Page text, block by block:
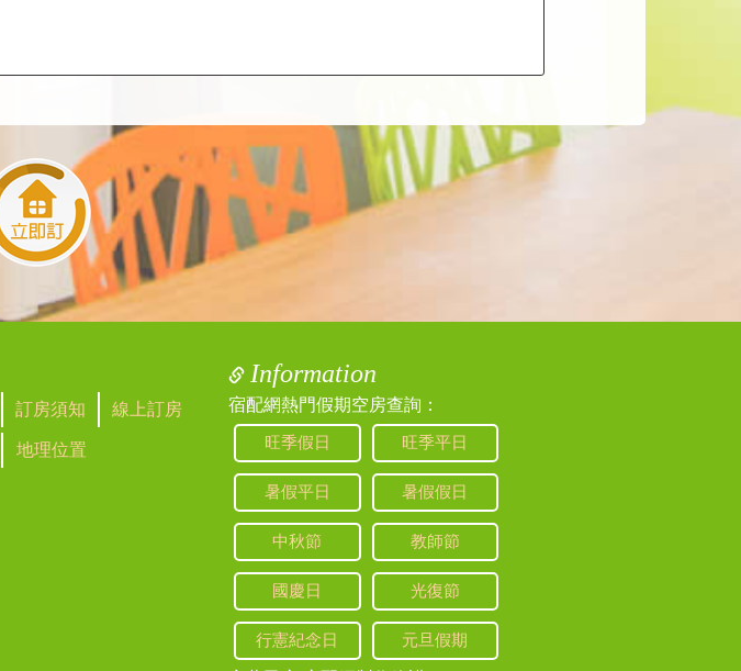
2024/07/17 23:41:59
2023/09/08 09:42:21
訂房須知 線上訂房
地理位置
Information
宿配網熱門假期空房查詢：
旺季假日 旺季平日
暑假平日 暑假假日
中秋節 教師節
國慶日 光復節
行憲紀念日 元旦假期